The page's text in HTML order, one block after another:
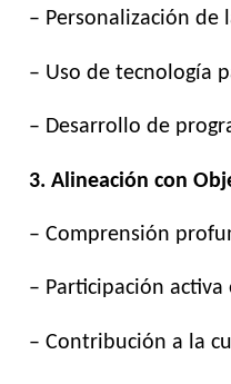
– Personalización de
– Uso de tecnología
– Desarrollo de
3. Alineación con
– Comprensión
– Participación
– Contribución a la